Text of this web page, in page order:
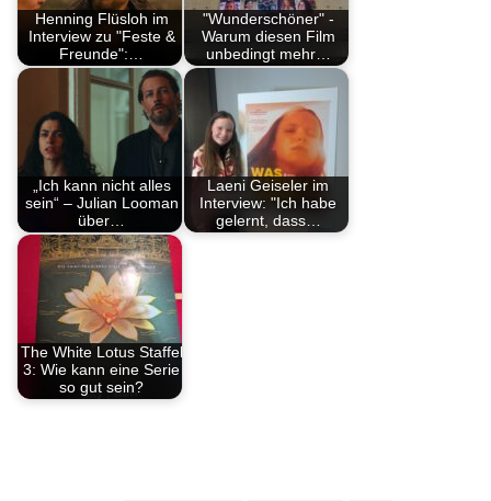
Henning Flüsloh im
Interview zu "Feste &
Freunde":…
"Wunderschöner" -
Warum diesen Film
unbedingt mehr…
„Ich kann nicht alles
sein“ – Julian Looman
über…
Laeni Geiseler im
Interview: "Ich habe
gelernt, dass…
The White Lotus Staffel
3: Wie kann eine Serie
so gut sein?